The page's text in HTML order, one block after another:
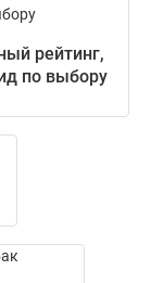
рейтинг,
по выбору